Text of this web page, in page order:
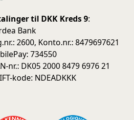
til DKK Kreds 9:
Bank
2600, Konto.nr.: 8479697621
734550
nr.: DK05 2000 8479 6976 21
kode: NDEADKKK